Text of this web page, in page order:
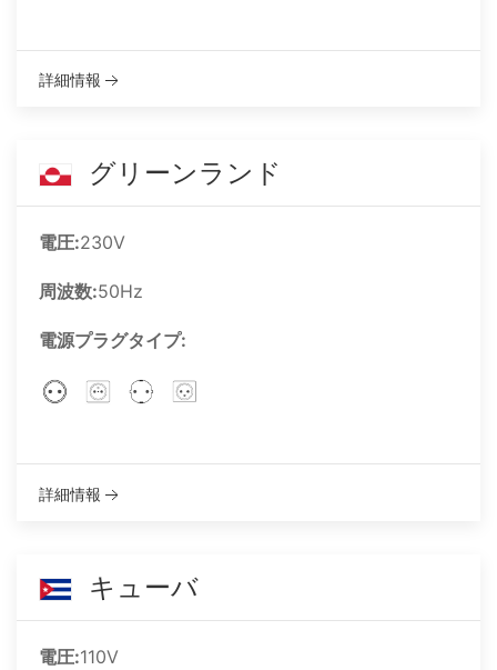
詳細情報
グリーンランド
電圧:230V
周波数:50Hz
電源プラグタイプ:
詳細情報
キューバ
電圧:110V